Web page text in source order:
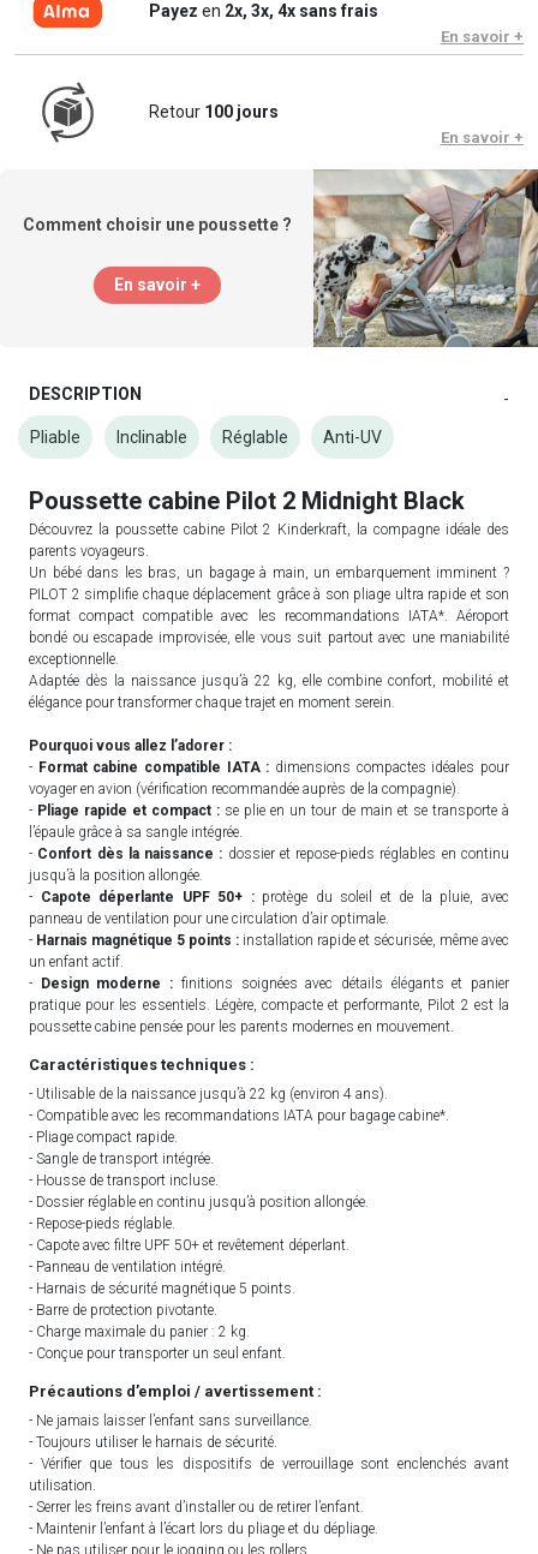
Payez en 2x, 3x, 4x sans frais
En savoir +
Retour 100 jours
En savoir +
Comment choisir une poussette ?
En savoir +
DESCRIPTION -
Pliable Inclinable Réglable Anti-UV
Poussette cabine Pilot 2 Midnight Black
Découvrez la poussette cabine Pilot 2 Kinderkraft, la compagne idéale des
parents voyageurs.
Un bébé dans les bras, un bagage à main, un embarquement imminent ?
PILOT 2 simplifie chaque déplacement grâce à son pliage ultra rapide et son
format compact compatible avec les recommandations IATA*. Aéroport
bondé ou escapade improvisée, elle vous suit partout avec une maniabilité
exceptionnelle.
Adaptée dès la naissance jusqu’à 22 kg, elle combine confort, mobilité et
élégance pour transformer chaque trajet en moment serein.
Pourquoi vous allez l’adorer :
- Format cabine compatible IATA : dimensions compactes idéales pour
voyager en avion (vérification recommandée auprès de la compagnie).
- Pliage rapide et compact : se plie en un tour de main et se transporte à
l’épaule grâce à sa sangle intégrée.
- Confort dès la naissance : dossier et repose-pieds réglables en continu
jusqu’à la position allongée.
- Capote déperlante UPF 50+ :protège du soleil et de la pluie, avec
panneau de ventilation pour une circulation d’air optimale.
- Harnais magnétique 5 points : installation rapide et sécurisée, même avec
un enfant actif.
- Design moderne : finitions soignées avec détails élégants et panier
pratique pour les essentiels. Légère, compacte et performante, Pilot 2 est la
poussette cabine pensée pour les parents modernes en mouvement.
Caractéristiques techniques :
- Utilisable de la naissance jusqu’à 22 kg (environ 4 ans).
- Compatible avec les recommandations IATA pour bagage cabine*.
- Pliage compact rapide.
- Sangle de transport intégrée.
- Housse de transport incluse.
- Dossier réglable en continu jusqu’à position allongée.
- Repose-pieds réglable.
- Capote avec filtre UPF 50+ et revêtement déperlant.
- Panneau de ventilation intégré.
- Harnais de sécurité magnétique 5 points.
- Barre de protection pivotante.
- Charge maximale du panier : 2 kg.
- Conçue pour transporter un seul enfant.
Précautions d’emploi / avertissement :
- Ne jamais laisser l’enfant sans surveillance.
- Toujours utiliser le harnais de sécurité.
- Vérifier que tous les dispositifs de verrouillage sont enclenchés avant
utilisation.
- Serrer les freins avant d’installer ou de retirer l’enfant.
- Maintenir l’enfant à l’écart lors du pliage et du dépliage.
- Ne pas utiliser pour le jogging ou les rollers.